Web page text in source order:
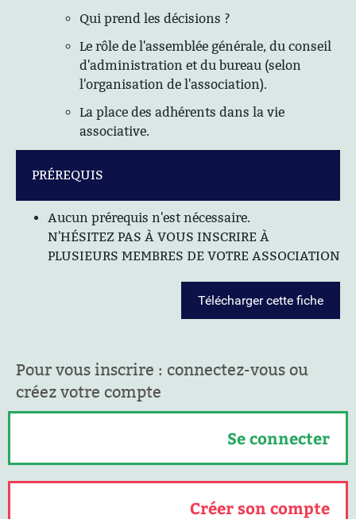
Qui prend les décisions ?
Le rôle de l'assemblée générale, du conseil
d'administration et du bureau (selon
l'organisation de l'association).
La place des adhérents dans la vie
associative.
PRÉREQUIS
Aucun prérequis n'est nécessaire.
N'HÉSITEZ PAS À VOUS INSCRIRE À
PLUSIEURS MEMBRES DE VOTRE ASSOCIATION
Télécharger cette fiche
Pour vous inscrire : connectez-vous ou
créez votre compte
Se connecter
Créer son compte